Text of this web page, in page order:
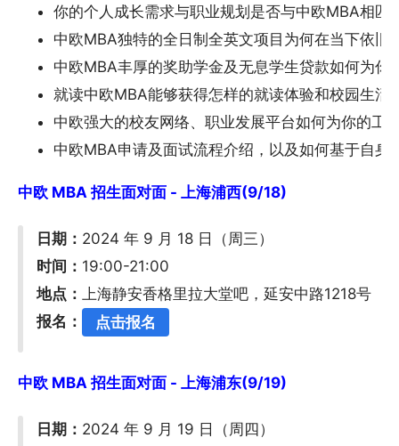
你的个人成长需求与职业规划是否与中欧MBA相匹
中欧MBA独特的全日制全英文项目为何在当下依旧
中欧MBA丰厚的奖助学金及无息学生贷款如何为你
就读中欧MBA能够获得怎样的就读体验和校园生活
中欧强大的校友网络、职业发展平台如何为你的工
中欧MBA申请及面试流程介绍，以及如何基于自身
中欧 MBA 招生面对面 - 上海浦西(9/18)
日期： 2024 年 9 月 18 日（周三）
时间： 19:00-21:00
地点：
上海静安香格里拉大堂吧，延安中路1218号
报名：
点击报名
中欧 MBA 招生面对面 - 上海浦东(9/19)
日期： 2024 年 9 月 19 日（周四）